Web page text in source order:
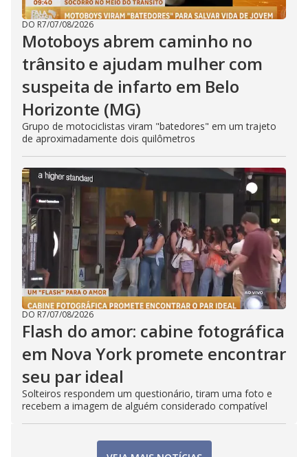
DO R7/07/08/2026
Motoboys abrem caminho no
trânsito e ajudam mulher com
suspeita de infarto em Belo
Horizonte (MG)
Grupo de motociclistas viram "batedores" em um trajeto
de aproximadamente dois quilômetros
DO R7/07/08/2026
Flash do amor: cabine fotográfica
em Nova York promete encontrar
seu par ideal
Solteiros respondem um questionário, tiram uma foto e
recebem a imagem de alguém considerado compatível